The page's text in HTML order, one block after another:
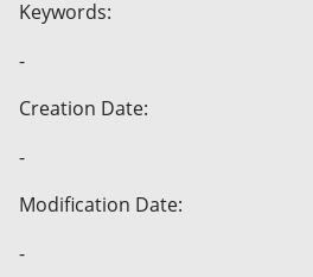
Keywords:
-
Creation Date:
-
Modification Date:
-